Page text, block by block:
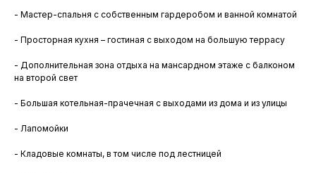
- Мастер-спальня с собственным гардеробом и ванной комнатой
- Просторная кухня – гостиная с выходом на большую террасу
- Дополнительная зона отдыха на мансардном этаже с балконом
на второй свет
- Большая котельная-прачечная с выходами из дома и из улицы
- Лапомойки
- Кладовые комнаты, в том числе под лестницей